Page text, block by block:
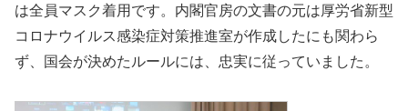
は全員マスク着用です。内閣官房の文書の元は厚労省新型
コロナウイルス感染症対策推進室が作成したにも関わら
ず、国会が決めたルールには、忠実に従っていました。